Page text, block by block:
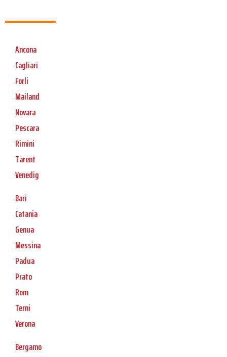
Ancona
Cagliari
Forli
Mailand
Novara
Pescara
Rimini
Tarent
Venedig
Bari
Catania
Genua
Messina
Padua
Prato
Rom
Terni
Verona
Bergamo